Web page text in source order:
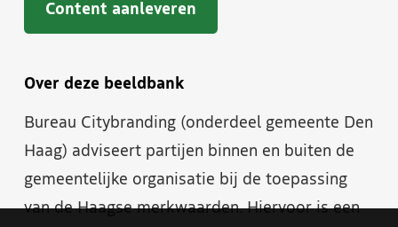
Content aanleveren
Over deze beeldbank
Bureau Citybranding (onderdeel gemeente Den
Haag) adviseert partijen binnen en buiten de
gemeentelijke organisatie bij de toepassing
van de Haagse merkwaarden. Hiervoor is een